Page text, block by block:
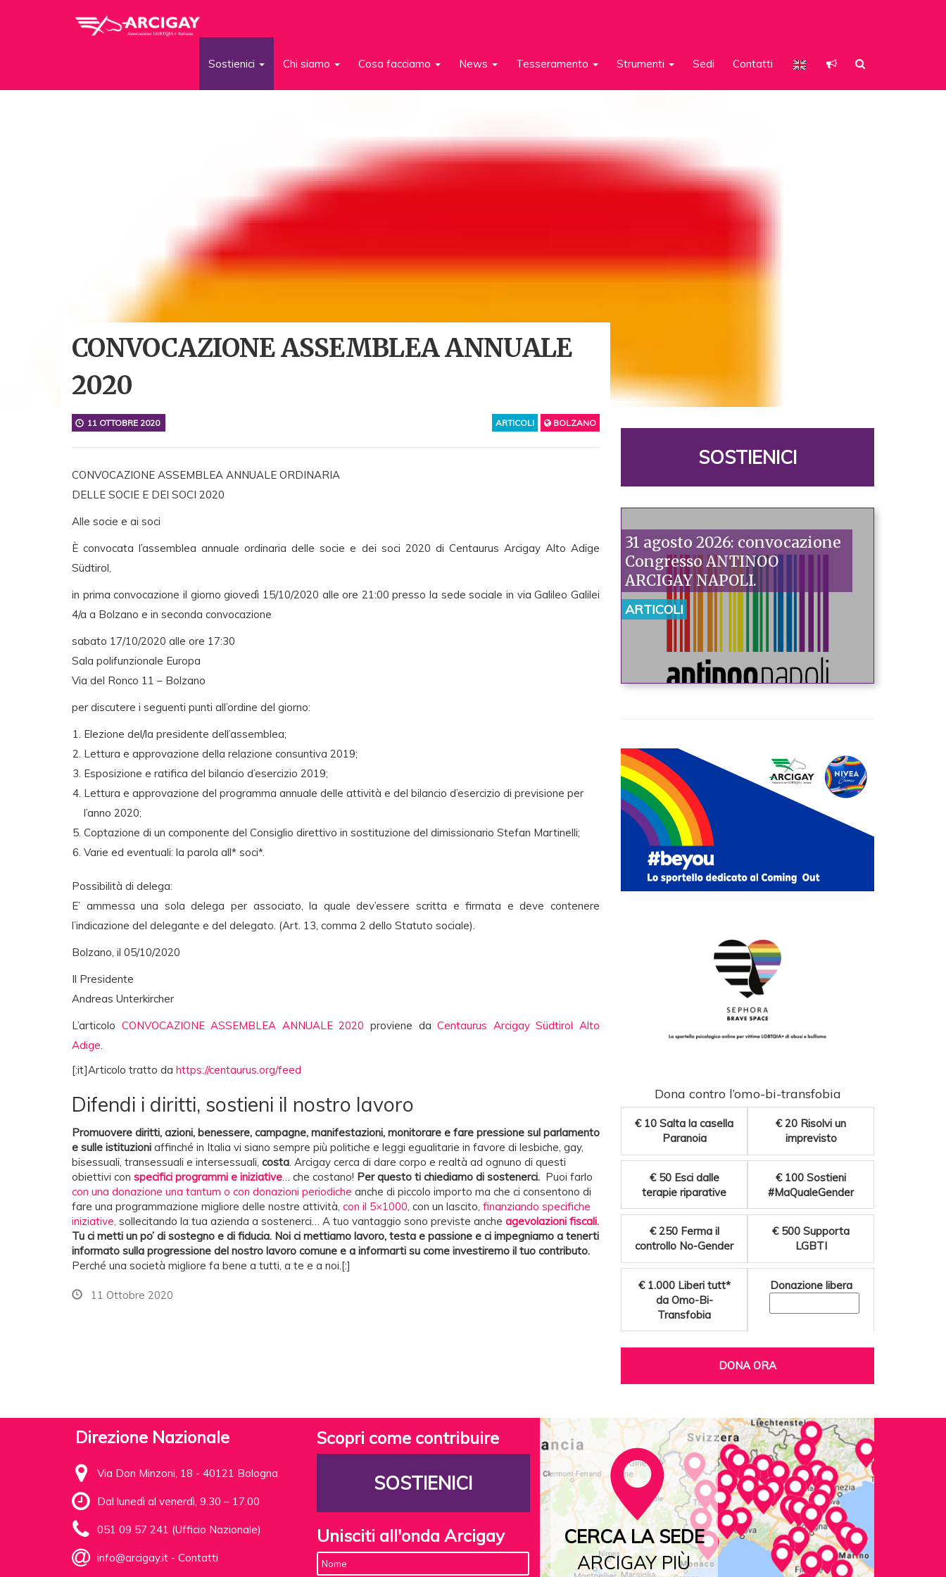
Sostienici Chi siamo Cosa facciamo News Tesseramento Strumenti Sedi Contatti
CONVOCAZIONE ASSEMBLEA ANNUALE
2020
ARTICOLI BOLZANO
11 OTTOBRE 2020
CONVOCAZIONE ASSEMBLEA ANNUALE ORDINARIA
DELLE SOCIE E DEI SOCI 2020
Alle socie e ai soci
È convocata l’assemblea annuale ordinaria delle socie e dei soci 2020 di Centaurus Arcigay Alto Adige
Südtirol,
in prima convocazione il giorno giovedì 15/10/2020 alle ore 21:00 presso la sede sociale in via Galileo Galilei
4/a a Bolzano e in seconda convocazione
sabato 17/10/2020 alle ore 17:30
Sala polifunzionale Europa
Via del Ronco 11 – Bolzano
per discutere i seguenti punti all’ordine del giorno:
Elezione del/la presidente dell’assemblea;
Lettura e approvazione della relazione consuntiva 2019;
Esposizione e ratifica del bilancio d’esercizio 2019;
Lettura e approvazione del programma annuale delle attività e del bilancio d’esercizio di previsione per
l’anno 2020;
Coptazione di un componente del Consiglio direttivo in sostituzione del dimissionario Stefan Martinelli;
Varie ed eventuali: la parola all* soci*.
Possibilità di delega:
E’ ammessa una sola delega per associato, la quale dev’essere scritta e firmata e deve contenere
l’indicazione del delegante e del delegato. (Art. 13, comma 2 dello Statuto sociale).
Bolzano, il 05/10/2020
Il Presidente
Andreas Unterkircher
L’articolo CONVOCAZIONE ASSEMBLEA ANNUALE 2020 proviene daCentaurus Arcigay Südtirol Alto
Adige.
[:it]Articolo tratto da https://centaurus.org/feed
Difendi i diritti, sostieni il nostro lavoro
Promuovere diritti, azioni, benessere, campagne, manifestazioni, monitorare e fare pressione sul parlamento
e sulle istituzioni affinché in Italia vi siano sempre più politiche e leggi egualitarie in favore di lesbiche, gay,
bisessuali, transessuali e intersessuali, costa. Arcigay cerca di dare corpo e realtà ad ognuno di questi
obiettivi con specifici programmi e iniziative… che costano! Per questo ti chiediamo di sostenerci. Puoi farlo
con una donazione una tantum o con donazioni periodiche anche di piccolo importo ma che ci consentono di
fare una programmazione migliore delle nostre attività, con il 5×1000, con un lascito, finanziando specifiche
iniziative, sollecitando la tua azienda a sostenerci… A tuo vantaggio sono previste anche agevolazioni fiscali.
Tu ci metti un po’ di sostegno e di fiducia. Noi ci mettiamo lavoro, testa e passione e ci impegniamo a tenerti
informato sulla progressione del nostro lavoro comune e a informarti su come investiremo il tuo contributo.
Perché una società migliore fa bene a tutti, a te e a noi.[:]
11 Ottobre 2020
SOSTIENICI
31 agosto 2026: convocazione
Congresso ANTINOO
ARCIGAY NAPOLI.
ARTICOLI
Dona contro l’omo-bi-transfobia
€ 10 Salta la casella
Paranoia
€ 20 Risolvi un
imprevisto
€ 50 Esci dalle
terapie riparative
€ 100 Sostieni
#MaQualeGender
€ 250 Ferma il
controllo No-Gender
€ 500 Supporta
LGBTI
€ 1.000 Liberi tutt*
da Omo-Bi-
Transfobia
Donazione libera
DONA ORA
Direzione Nazionale
Via Don Minzoni, 18 - 40121 Bologna
Dal lunedì al venerdì, 9.30 – 17.00
051 09 57 241 (Ufficio Nazionale)
info@arcigay.it - Contatti
Scopri come contribuire
SOSTIENICI
Unisciti all'onda Arcigay
CERCA LA SEDE
ARCIGAY PIÙ